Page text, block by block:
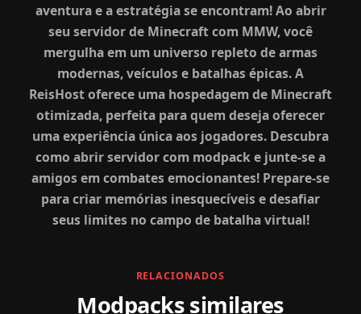
aventura e a estratégia se encontram! Ao abrir
seu servidor de Minecraft com MMW, você
mergulha em um universo repleto de armas
modernas, veículos e batalhas épicas. A
ReisHost oferece uma hospedagem de Minecraft
otimizada, perfeita para quem deseja oferecer
uma experiência única aos jogadores. Descubra
como abrir servidor com modpack e junte-se a
amigos em combates emocionantes! Prepare-se
para criar memórias inesquecíveis e desafiar
seus limites no campo de batalha virtual!
RELACIONADOS
Modpacks similares